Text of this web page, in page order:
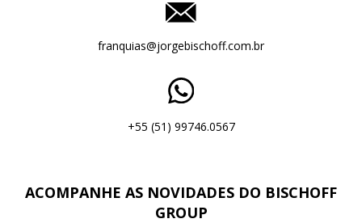
franquias@jorgebischoff.com.br
+55 (51) 99746.0567
ACOMPANHE AS NOVIDADES DO BISCHOFF
GROUP